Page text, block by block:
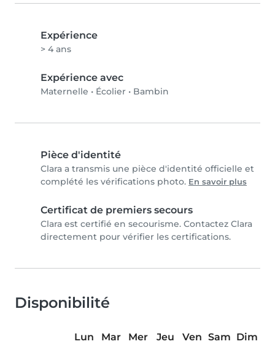
Expérience
> 4 ans
Expérience avec
Maternelle • Écolier • Bambin
Pièce d'identité
Clara a transmis une pièce d'identité officielle et
complété les vérifications photo. En savoir plus
Certificat de premiers secours
Clara est certifié en secourisme. Contactez Clara
directement pour vérifier les certifications.
Disponibilité
Lun Mar Mer Jeu Ven Sam Dim